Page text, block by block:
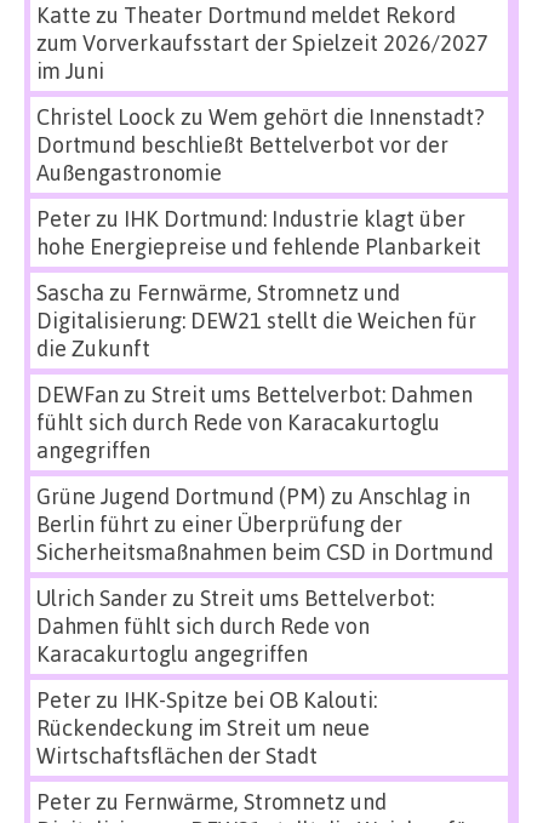
Katte zu Theater Dortmund meldet Rekord
zum Vorverkaufsstart der Spielzeit 2026/2027
im Juni
Christel Loock zu Wem gehört die Innenstadt?
Dortmund beschließt Bettelverbot vor der
Außengastronomie
Peterzu IHK Dortmund: Industrie klagt über
hohe Energiepreise und fehlende Planbarkeit
Sascha zu Fernwärme, Stromnetz und
Digitalisierung: DEW21 stellt die Weichen für
die Zukunft
DEWFan zu Streit ums Bettelverbot: Dahmen
fühlt sich durch Rede von Karacakurtoglu
angegriffen
Grüne Jugend Dortmund (PM) zu Anschlag in
Berlin führt zu einer Überprüfung der
Sicherheitsmaßnahmen beim CSD in Dortmund
Ulrich Sanderzu Streit ums Bettelverbot:
Dahmen fühlt sich durch Rede von
Karacakurtoglu angegriffen
Peterzu IHK-Spitze bei OB Kalouti:
Rückendeckung im Streit um neue
Wirtschaftsflächen der Stadt
Peterzu Fernwärme, Stromnetz und